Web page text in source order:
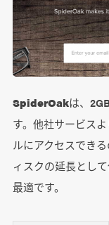
SpiderOakは、
す。他社サービス
ルにアクセスでき
ィスクの延長とし
最適です。